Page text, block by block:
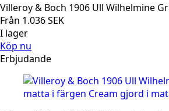
Villeroy & Boch 1906 Ull Wilhelmine
Från 1.036SEK
I lager
Köp nu
Erbjudande